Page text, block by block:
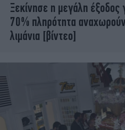
Ξεκίνησε η μεγάλη
70% πληρότητα
λιμάνια [βίντεο]